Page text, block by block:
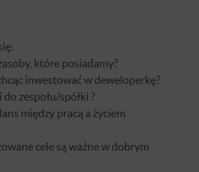
które posiadamy?
inwestować w deweloperkę?
zespołu/spółki ?
między pracą a życiem
cele są ważne w dobrym